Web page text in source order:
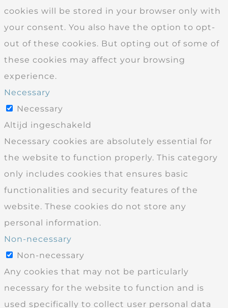
cookies will be stored in your browser only with
your consent. You also have the option to opt-
out of these cookies. But opting out of some of
these cookies may affect your browsing
experience.
Necessary
Necessary
Altijd ingeschakeld
Necessary cookies are absolutely essential for
the website to function properly. This category
only includes cookies that ensures basic
functionalities and security features of the
website. These cookies do not store any
personal information.
Non-necessary
Non-necessary
Any cookies that may not be particularly
necessary for the website to function and is
used specifically to collect user personal data